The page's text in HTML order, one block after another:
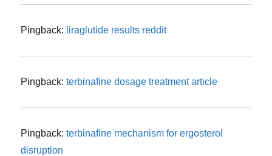
Pingback: liraglutide results reddit
Pingback:terbinafine dosage treatment article
Pingback:terbinafine mechanism for ergosterol
disruption